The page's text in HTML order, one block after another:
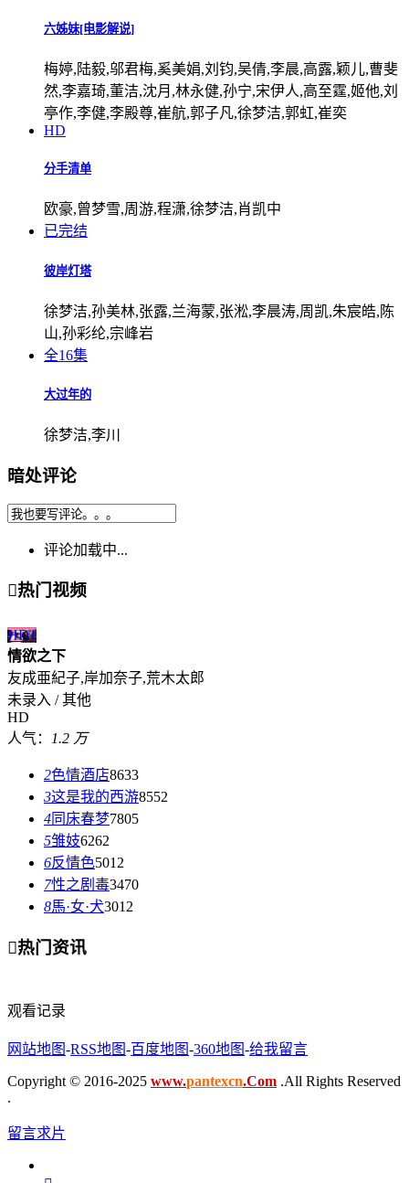
六姊妹[电影解说]
梅婷,陆毅,邬君梅,奚美娟,刘钧,吴倩,李晨,高露,颖儿,曹斐
然,李嘉琦,董洁,沈月,林永健,孙宁,宋伊人,高至霆,姬他,刘
亭作,李健,李殿尊,崔航,郭子凡,徐梦洁,郭虹,崔奕
HD
分手清单
欧豪,曾梦雪,周游,程潇,徐梦洁,肖凯中
已完结
彼岸灯塔
徐梦洁,孙美林,张露,兰海蒙,张淞,李晨涛,周凯,朱宸皓,陈
山,孙彩纶,宗峰岩
全16集
大过年的
徐梦洁,李川
暗处评论
评论加载中...
热门视频
HD1
情欲之下
友成亜紀子,岸加奈子,荒木太郎
未录入 / 其他
HD
人气：
1.2 万
2色情酒店8633
3这是我的西游8552
4同床春梦7805
5雏妓6262
6反情色5012
7性之剧毒3470
8馬·女·犬3012
热门资讯
观看记录
网站地图-RSS地图-百度地图-360地图-给我留言
Copyright © 2016-2025 www.pantexcn.Com .All Rights Reserved
.
留言求片